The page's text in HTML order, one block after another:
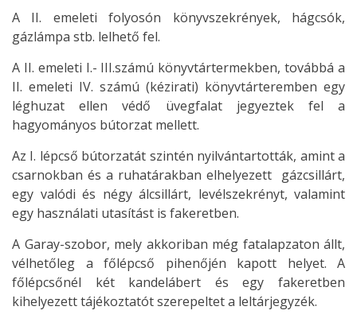
A II. emeleti folyosón könyvszekrények, hágcsók,
gázlámpa stb. lelhető fel.
A II. emeleti I.- III.számú könyvtártermekben, továbbá a
II. emeleti IV. számú (kézirati) könyvtárteremben egy
léghuzat ellen védő üvegfalat jegyeztek fel a
hagyományos bútorzat mellett.
Az I. lépcső bútorzatát szintén nyilvántartották, amint a
csarnokban és a ruhatárakban elhelyezett gázcsillárt,
egy valódi és négy álcsillárt, levélszekrényt, valamint
egy használati utasítást is fakeretben.
A Garay-szobor, mely akkoriban még fatalapzaton állt,
vélhetőleg a főlépcső pihenőjén kapott helyet. A
főlépcsőnél két kandelábert és egy fakeretben
kihelyezett tájékoztatót szerepeltet a leltárjegyzék.